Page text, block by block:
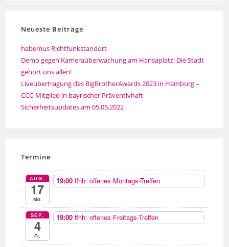
Neueste Beiträge
habemus Richtfunkstandort
Demo gegen Kameraüberwachung am Hansaplatz: Die Stadt
gehört uns allen!
Liveübertragung des BigBrotherAwards 2023 in Hamburg –
CCC-Mitglied in bayrischer Präventivhaft
Sicherheitsupdates am 05.05.2022
Termine
AUG.
17
Mo.
19:00 ffhh: offenes Montags-Treffen
SEP.
4
Fr.
19:00 ffhh: offenes Freitags-Treffen